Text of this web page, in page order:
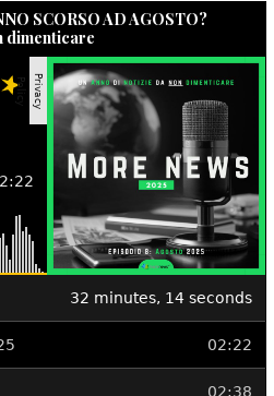
SCORSO AD AGOSTO?
dimenticare